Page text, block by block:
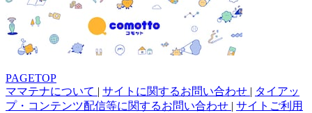
PAGETOP
ママテナについて | サイトに関するお問い合わせ | タイアッ
プ・コンテンツ配信等に関するお問い合わせ | サイトご利用